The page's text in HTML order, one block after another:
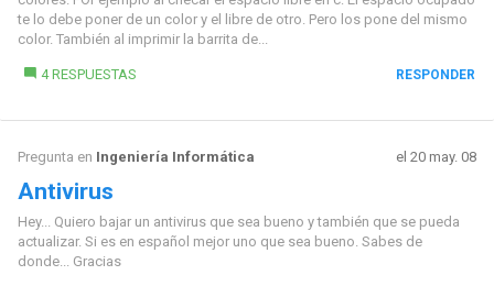
te lo debe poner de un color y el libre de otro. Pero los pone del mismo
color. También al imprimir la barrita de...
4 RESPUESTAS RESPONDER
Pregunta en Ingeniería Informática el 20 may. 08
Antivirus
Hey... Quiero bajar un antivirus que sea bueno y también que se pueda
actualizar. Si es en español mejor uno que sea bueno. Sabes de
donde... Gracias